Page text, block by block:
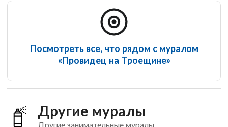
Посмотреть все, что рядом с муралом
«Провидец на Троещине»
Другие муралы
Другие занимательные муралы